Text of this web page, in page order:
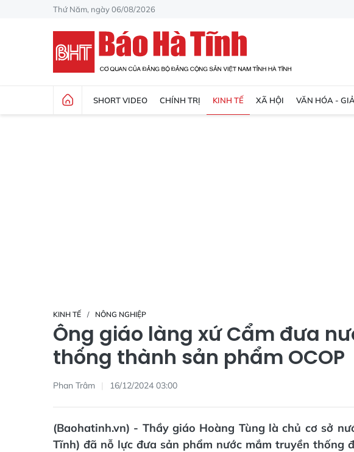
Thứ Năm, ngày 06/08/2026
SHORT VIDEO CHÍNH TRỊ KINH TẾ XÃ HỘI VĂN HÓA -
KINH TẾ NÔNG NGHIỆP
Ông giáo làng xứ Cẩm đưa
thống thành sản phẩm OCOP
Phan Trâm 16/12/2024 03:00
(Baohatinh.vn) - Thầy giáo Hoàng Tùng là chủ cơ sở
Tĩnh) đã nỗ lực đưa sản phẩm nước mắm truyền thống